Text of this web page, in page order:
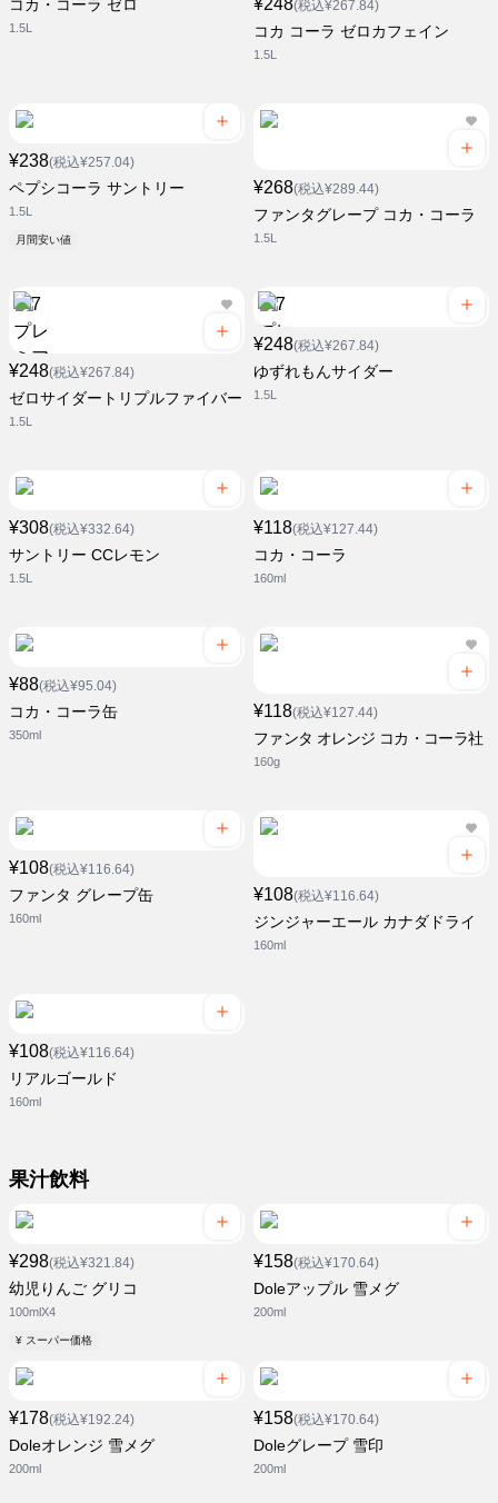
コカ・コーラ ゼロ
1.5L
¥248(税込¥267.84)
コカ コーラ ゼロカフェイン
1.5L
¥238(税込¥257.04)
ペプシコーラ サントリー
1.5L
月間安い値
¥268(税込¥289.44)
ファンタグレープ コカ・コーラ
1.5L
¥248(税込¥267.84)
ゼロサイダートリプルファイバー
1.5L
¥248(税込¥267.84)
ゆずれもんサイダー
1.5L
¥308(税込¥332.64)
サントリー CCレモン
1.5L
¥118(税込¥127.44)
コカ・コーラ
160ml
¥88(税込¥95.04)
コカ・コーラ缶
350ml
¥118(税込¥127.44)
ファンタ オレンジ コカ・コーラ社
160g
¥108(税込¥116.64)
ファンタ グレープ缶
160ml
¥108(税込¥116.64)
ジンジャーエール カナダドライ
160ml
¥108(税込¥116.64)
リアルゴールド
160ml
果汁飲料
¥298(税込¥321.84)
幼児りんご グリコ
100mlX4
¥ スーパー価格
¥158(税込¥170.64)
Doleアップル 雪メグ
200ml
¥178(税込¥192.24)
Doleオレンジ 雪メグ
200ml
¥158(税込¥170.64)
Doleグレープ 雪印
200ml